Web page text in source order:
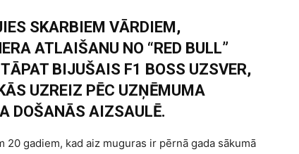
SKARBIEM VĀRDIEM,
ATLAIŠANU NO “RED BULL”
BIJUŠAIS F1 BOSS UZSVER,
UZREIZ PĒC UZŅĒMUMA
DOŠANĀS AIZSAULĒ.
gadiem, kad aiz muguras ir pērnā gada sākumā